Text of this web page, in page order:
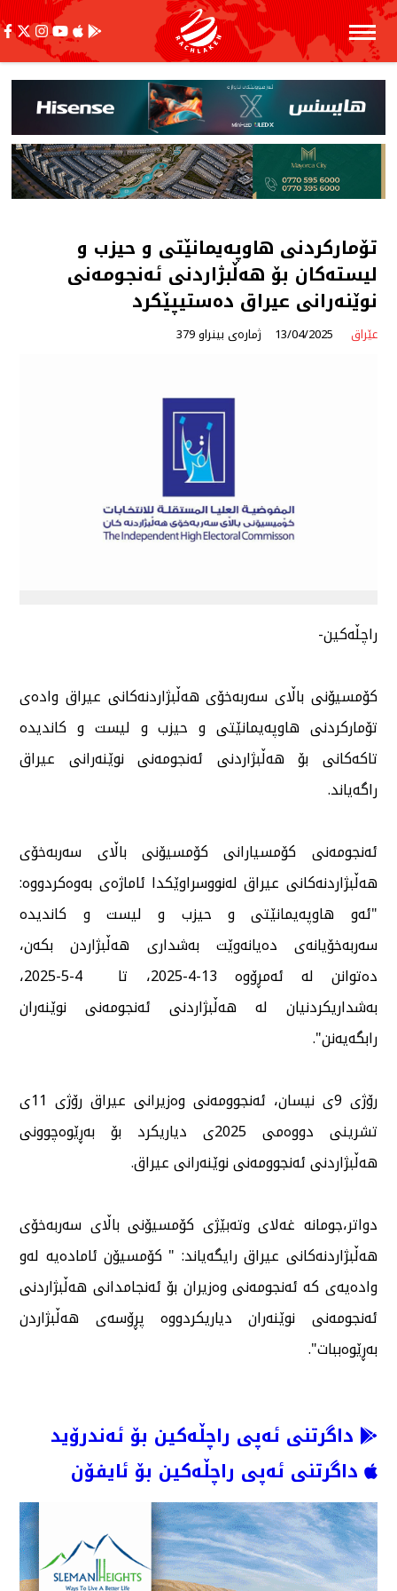
تۆماركردنی هاوپەیمانێتی و حیزب و
لیستەكان بۆ هەڵبژاردنی ئەنجومەنی
نوێنەرانی عیراق دەستیپێكرد
عێراق 13/04/2025 ژمارەی بینراو 379
راچڵەكین-
كۆمسیۆنی باڵای سەربەخۆی هەڵبژاردنەكانی عیراق وادەی
تۆماركردنی هاوپەیمانێتی و حیزب و لیست و كاندیدە
تاكەكانی بۆ هەڵبژاردنی ئەنجومەنی نوێنەرانی عیراق
راگەیاند.
ئەنجومەنی كۆمسیارانی كۆمسیۆنی باڵای سەربەخۆی
هەڵبژاردنەكانی عیراق لەنووسراوێكدا ئاماژەی بەوەكردووە:
"ئەو هاوپەیمانێتی و حیزب و لیست و كاندیدە
سەربەخۆیانەی دەیانەوێت بەشداری هەڵبژاردن بكەن،
دەتوانن لە ئەمڕۆوە 13-4-2025، تا 4-5-2025،
بەشداریكردنیان لە هەڵبژاردنی ئەنجومەنی نوێنەران
رابگەیەنن".
رۆژی 9ی نیسان، ئەنجوومەنی وەزیرانی عیراق رۆژی 11ی
تشرینی دووەمی 2025ی دیاریكرد بۆ بەڕێوەچوونی
هەڵبژاردنی ئەنجوومەنی نوێنەرانی عیراق.
دواتر،جومانە غەلای وتەبێژی كۆمسیۆنی باڵای سەربەخۆی
هەڵبژاردنەكانی عیراق رایگەیاند: " كۆمسیۆن ئامادەیە لەو
وادەیەی كە ئەنجومەنی وەزیران بۆ ئەنجامدانی هەڵبژاردنی
ئەنجومەنی نوێنەران دیاریكردووە پڕۆسەی هەڵبژاردن
بەڕێوەببات".
داگرتنی ئەپی راچڵەکین بۆ ئەندرۆید
داگرتنی ئەپی راچڵەکین بۆ ئایفۆن